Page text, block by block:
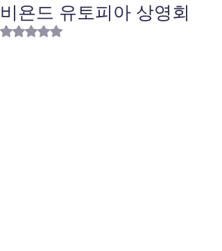
비욘드 유토피아 상영회
별점 5점 중 NaN점을 주었습니다.